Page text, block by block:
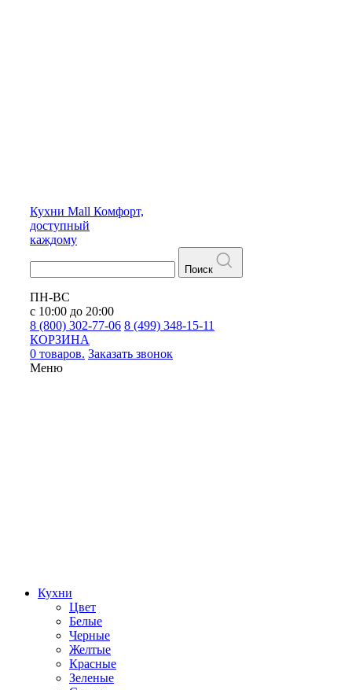
Кухни Mall Комфорт,
доступный
каждому
Поиск
ПН-ВС
с 10:00 до 20:00
8 (800) 302-77-06 8 (499) 348-15-11
КОРЗИНА
0 товаров. Заказать звонок
Меню
Кухни
Цвет
Белые
Черные
Желтые
Красные
Зеленые